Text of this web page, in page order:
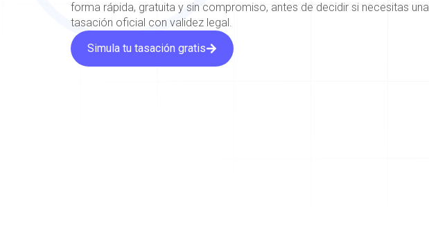
forma rápida, gratuita y sin compromiso, antes de decidir si necesitas una
tasación oficial con validez legal.
Simula tu tasación gratis